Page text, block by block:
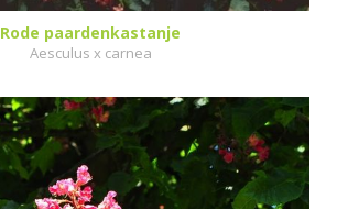
Rode paardenkastanje
Aesculus x carnea